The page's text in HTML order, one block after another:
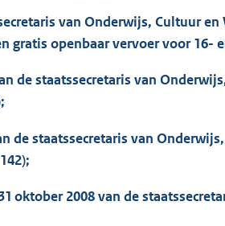
K
van Onderwijs, Cultuur
gratis openbaar vervoer voor 16-
de staatssecretaris van
de staatssecretaris van
oktober 2008 van de